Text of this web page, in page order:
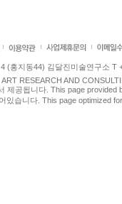
(홍지동44) 김달진미술연구소 T
RESEARCH AND
제공됩니다. This page provided
있습니다. This page optimized